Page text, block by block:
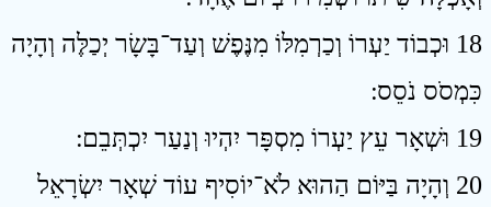
18 וּכְבוֹד יַעְרוֹ וְכַרְמִלּוֹ מִנֶּפֶשׁ וְעַד־בָּשָׂר יְכַלֶּה וְהָיָה
כִּמְסֹס נֹסֵס ׃
19 וּשְׁאָר עֵץ יַעְרוֹ מִסְפָּר יִהְיוּ וְנַעַר יִכְתְּבֵם ׃
20 וְהָיָה בַּיּוֹם הַהוּא לֹא־יוֹסִיף עוֹד שְׁאָר יִשְׂרָאֵל